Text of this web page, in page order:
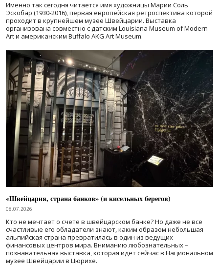
Именно так сегодня читается имя художницы Марии Соль
Эскобар (1930-2016), первая европейская ретроспектива которой
проходит в крупнейшем музее Швейцарии. Выставка
организована совместно с датским Louisiana Museum of Modern
Art и американским Buffalo AKG Art Museum.
«Швейцария, страна банков» (и кисельных берегов)
08.07.2026
Кто не мечтает о счете в швейцарском банке? Но даже не все
счастливые его обладатели знают, каким образом небольшая
альпийская страна превратилась в один из ведущих
финансовых центров мира. Вниманию любознательных –
познавательная выставка, которая идет сейчас в Национальном
музее Швейцарии в Цюрихе.